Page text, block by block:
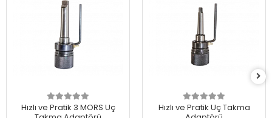
Hızlı ve Pratik 3 MORS Uç
Hızlı ve Pratik Uç Takma